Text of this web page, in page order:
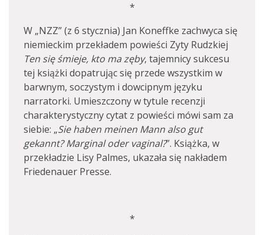
*
W „NZZ” (z 6 stycznia) Jan Koneffke zachwyca się
niemieckim przekładem powieści Zyty Rudzkiej
Ten się śmieje, kto ma zęby, tajemnicy sukcesu
tej książki dopatrując się przede wszystkim w
barwnym, soczystym i dowcipnym języku
narratorki. Umieszczony w tytule recenzji
charakterystyczny cytat z powieści mówi sam za
siebie: „Sie haben meinen Mann also gut
gekannt? Marginal oder vaginal?”. Książka, w
przekładzie Lisy Palmes, ukazała się nakładem
Friedenauer Presse.
*